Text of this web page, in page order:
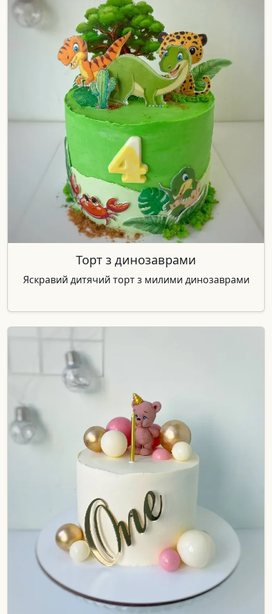
Торт з динозаврами
Яскравий дитячий торт з милими динозаврами